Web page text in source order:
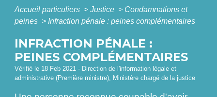
Accueil particuliers > Justice > Condamnations et
peines > Infraction pénale : peines complémentaires
INFRACTION PÉNALE :
PEINES COMPLÉMENTAIRES
Vérifié le 18 Feb 2021 - Direction de l'information légale et
administrative (Première ministre), Ministère chargé de la justice